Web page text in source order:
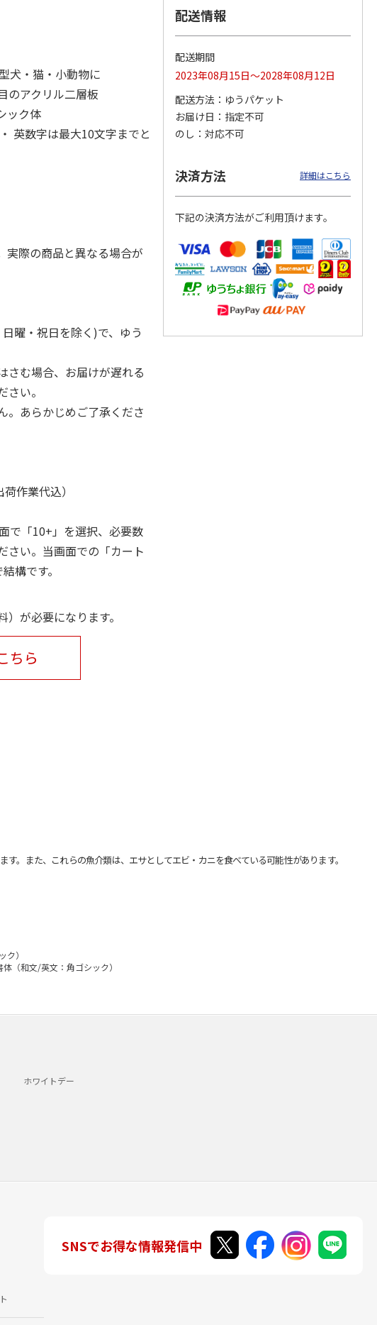
アニメ『ジョジョの
奇妙な冒険 黄金の
風』CITY POP…
冒険 スターダスト
クルセイダース』
『ジョジョの奇妙な
冒険 スターダスト
クルセイダース』
3,300円
(送料別・税込)
3,300円
(送料別・税込)
犬・猫・小動物に
のアクリル二層板
ック体
英数字は最大10文字までと
実際の商品と異なる場合が
曜・祝日を除く)で、ゆう
む場合、お届けが遅れる
い。
。あらかじめご了承くださ
作業代込）
で「10+」を選択、必要数
さい。当画面での「カート
構です。
が必要になります。
ちら
配送情報
配送期間
2023年08月15日～2028年08月12日
配送方法
ゆうパケット
お届け日
指定不可
のし
対応不可
決済方法 詳細はこちら
下記の決済方法がご利用頂けます。
。また、これらの魚介類は、エサとしてエビ・カニを食べている可能性があります。
）
（和文/英文：角ゴシック）
ホワイトデー
SNSでお得な情報発信中